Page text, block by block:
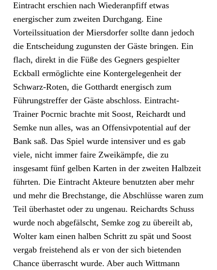
Eintracht erschien nach Wiederanpfiff etwas
energischer zum zweiten Durchgang. Eine
Vorteilssituation der Miersdorfer sollte dann jedoch
die Entscheidung zugunsten der Gäste bringen. Ein
flach, direkt in die Füße des Gegners gespielter
Eckball ermöglichte eine Kontergelegenheit der
Schwarz-Roten, die Gotthardt energisch zum
Führungstreffer der Gäste abschloss. Eintracht-
Trainer Pocrnic brachte mit Soost, Reichardt und
Semke nun alles, was an Offensivpotential auf der
Bank saß. Das Spiel wurde intensiver und es gab
viele, nicht immer faire Zweikämpfe, die zu
insgesamt fünf gelben Karten in der zweiten Halbzeit
führten. Die Eintracht Akteure benutzten aber mehr
und mehr die Brechstange, die Abschlüsse waren zum
Teil überhastet oder zu ungenau. Reichardts Schuss
wurde noch abgefälscht, Semke zog zu übereilt ab,
Wolter kam einen halben Schritt zu spät und Soost
vergab freistehend als er von der sich bietenden
Chance überrascht wurde. Aber auch Wittmann